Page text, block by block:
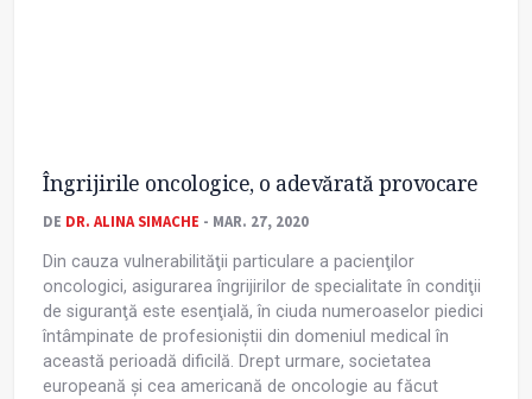
Îngrijirile oncologice, o adevărată provocare
DE DR. ALINA SIMACHE - MAR. 27, 2020
Din cauza vulnerabilităţii particulare a pacienţilor
oncologici, asigurarea îngrijirilor de specialitate în condiţii
de siguranţă este esenţială, în ciuda numeroaselor piedici
întâmpinate de profesioniștii din domeniul medical în
această perioadă dificilă. Drept urmare, societatea
europeană și cea americană de oncologie au făcut